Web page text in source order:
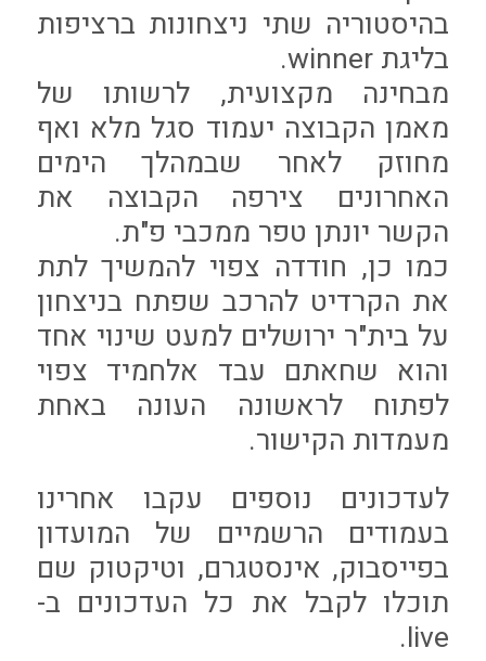
בהיסטוריה שתי ניצחונות ברציפות
בליגת winner.
מבחינה מקצועית, לרשותו של
מאמן הקבוצה יעמוד סגל מלא ואף
מחוזק לאחר שבמהלך הימים
האחרונים צירפה הקבוצה את
הקשר יונתן טפר ממכבי פ"ת.
כמו כן, חודדה צפוי להמשיך לתת
את הקרדיט להרכב שפתח בניצחון
על בית"ר ירושלים למעט שינוי אחד
והוא שחאתם עבד אלחמיד צפוי
לפתוח לראשונה העונה באחת
מעמדות הקישור.
לעדכונים נוספים עקבו אחרינו
בעמודים הרשמיים של המועדון
בפייסבוק, אינסטגרם, וטיקטוק שם
תוכלו לקבל את כל העדכונים ב-
live.